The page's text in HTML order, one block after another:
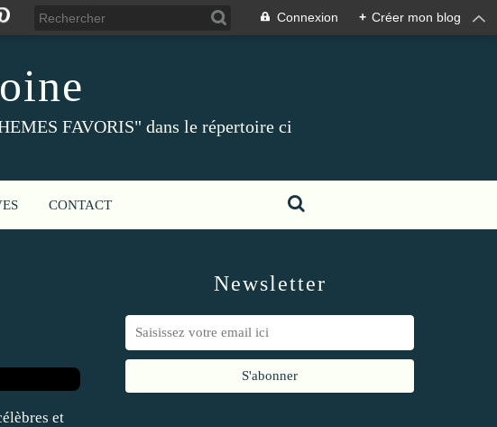
Connexion + Créer mon blog
FAVORIS" dans le répertoire ci
CONTACT
et
Newsletter